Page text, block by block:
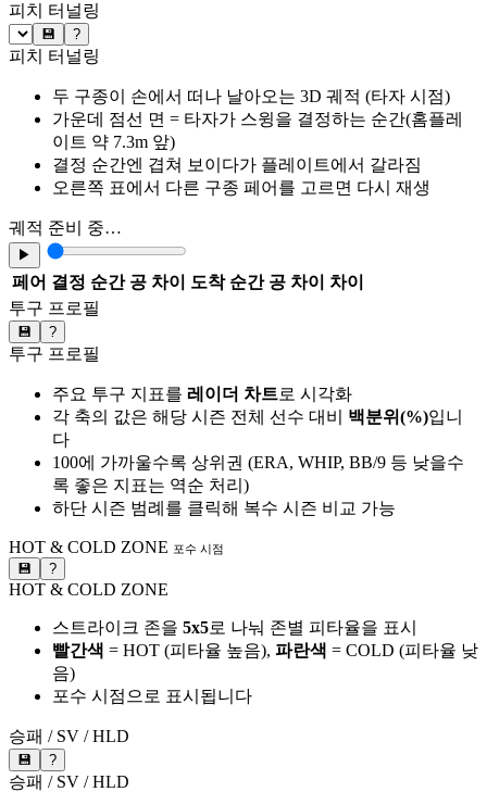
피치 터널링
💾 ?
피치 터널링
두 구종이 손에서 떠나 날아오는 3D 궤적 (타자 시점)
가운데 점선 면 = 타자가 스윙을 결정하는 순간(홈플레
이트 약 7.3m 앞)
결정 순간엔 겹쳐 보이다가 플레이트에서 갈라짐
오른쪽 표에서 다른 구종 페어를 고르면 다시 재생
궤적 준비 중…
▶
페어 결정 순간 공 차이 도착 순간 공 차이
차이
투구 프로필
💾 ?
투구 프로필
주요 투구 지표를 레이더 차트로 시각화
각 축의 값은 해당 시즌 전체 선수 대비 백분위(%)입니
다
100에 가까울수록 상위권 (ERA, WHIP, BB/9 등 낮을수
록 좋은 지표는 역순 처리)
하단 시즌 범례를 클릭해 복수 시즌 비교 가능
HOT & COLD ZONE 포수 시점
💾 ?
HOT & COLD ZONE
스트라이크 존을 5x5로 나눠 존별 피타율을 표시
빨간색 = HOT (피타율 높음), 파란색 = COLD (피타율 낮
음)
포수 시점으로 표시됩니다
승패 / SV / HLD
💾 ?
승패 / SV / HLD